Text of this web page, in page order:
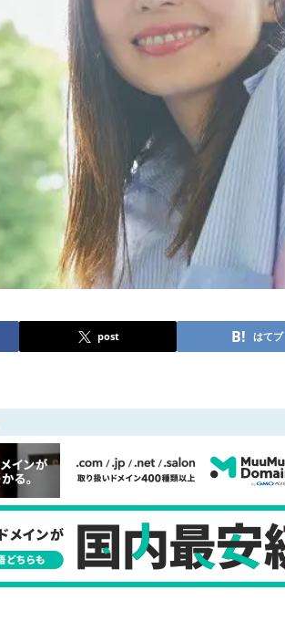
post はてブ